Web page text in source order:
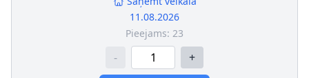
11.08.2026
Pieejams: 23
- +